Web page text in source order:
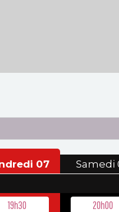
07 Samedi
19h30 20h00